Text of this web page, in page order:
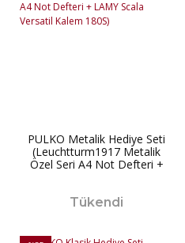
PULKO Metalik Hediye Seti
(Leuchtturm1917 Metalik
Özel Seri A4 Not Defteri +
Tükendi